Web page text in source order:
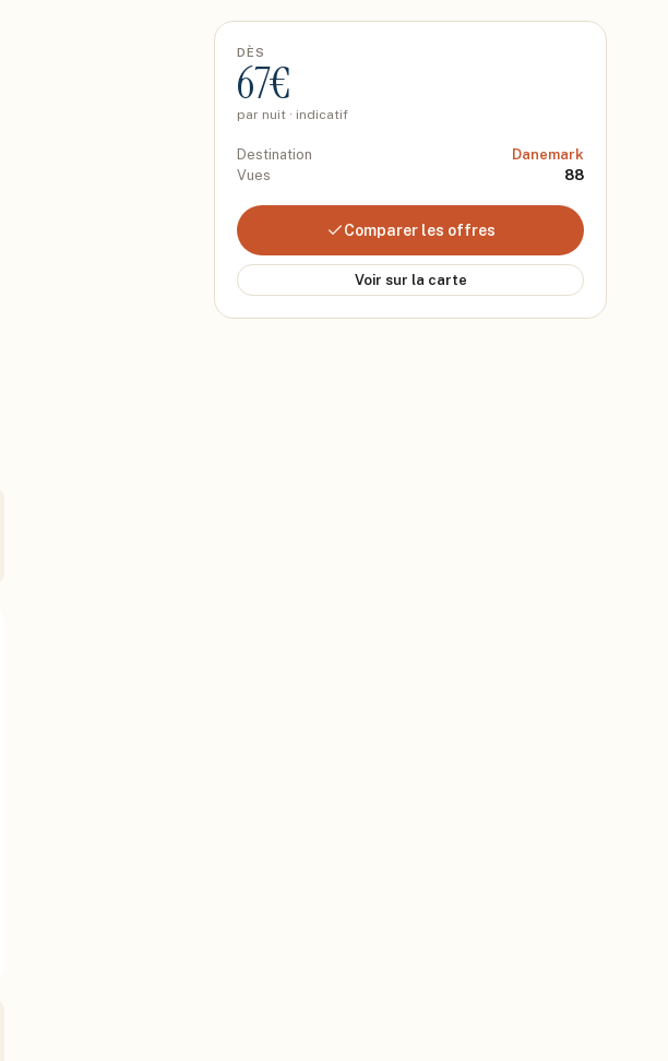
DÈS
67€
par nuit · indicatif
Destination
Danemark
Vues
88
Comparer les offres
Voir sur la carte